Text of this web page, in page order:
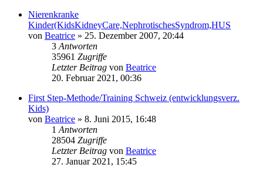
Nierenkranke
Kinder(KidsKidneyCare,NephrotischesSyndrom,HUS
von Beatrice » 25. Dezember 2007, 20:44
3 Antworten
35961 Zugriffe
Letzter Beitrag von Beatrice
20. Februar 2021, 00:36
First Step-Methode/Training Schweiz (entwicklungsverz.
Kids)
von Beatrice » 8. Juni 2015, 16:48
1 Antworten
28504 Zugriffe
Letzter Beitrag von Beatrice
27. Januar 2021, 15:45